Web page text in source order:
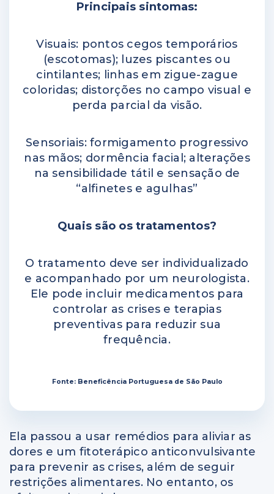
Principais sintomas:
Visuais: pontos cegos temporários
(escotomas); luzes piscantes ou
cintilantes; linhas em zigue-zague
coloridas; distorções no campo visual e
perda parcial da visão.
Sensoriais: formigamento progressivo
nas mãos; dormência facial; alterações
na sensibilidade tátil e sensação de
“alfinetes e agulhas”
Quais são os tratamentos?
O tratamento deve ser individualizado
e acompanhado por um neurologista.
Ele pode incluir medicamentos para
controlar as crises e terapias
preventivas para reduzir sua
frequência.
Fonte: Beneficência Portuguesa de São Paulo
Ela passou a usar remédios para aliviar as
dores e um fitoterápico anticonvulsivante
para prevenir as crises, além de seguir
restrições alimentares. No entanto, os